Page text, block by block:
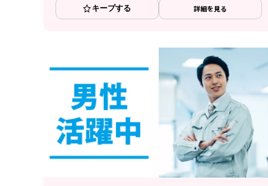
キープする 詳細を見る